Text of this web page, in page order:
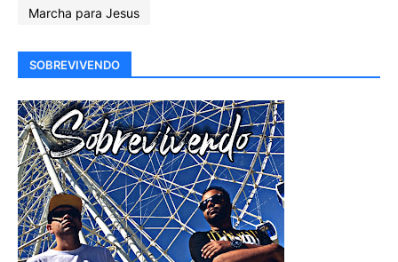
Marcha para Jesus
SOBREVIVENDO